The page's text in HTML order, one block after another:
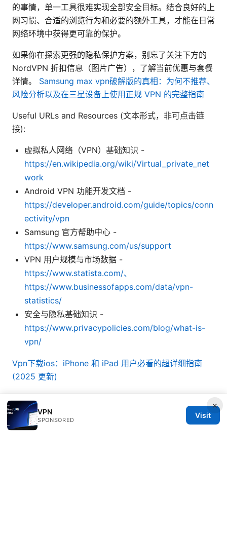
的事情，单一工具很难实现全部安全目标。结合良好的上
网习惯、合适的浏览行为和必要的额外工具，才能在日常
网络环境中获得更可靠的保护。
如果你在探索更强的隐私保护方案，别忘了关注下方的
NordVPN 折扣信息（图片广告），了解当前优惠与套餐
详情。 Samsung max vpn破解版的真相：为何不推荐、
风险分析以及在三星设备上使用正规 VPN 的完整指南
Useful URLs and Resources (文本形式，非可点击链
接):
虚拟私人网络（VPN）基础知识 -
https://en.wikipedia.org/wiki/Virtual_private_net
work
Android VPN 功能开发文档 -
https://developer.android.com/guide/topics/conn
ectivity/vpn
Samsung 官方帮助中心 -
https://www.samsung.com/us/support
VPN 用户规模与市场数据 -
https://www.statista.com/、
https://www.businessofapps.com/data/vpn-
statistics/
安全与隐私基础知识 -
https://www.privacypolicies.com/blog/what-is-
vpn/
Vpn下载ios：iPhone 和 iPad 用户必看的超详细指南
(2025 更新)
×
VPN
SPONSORED
Visit